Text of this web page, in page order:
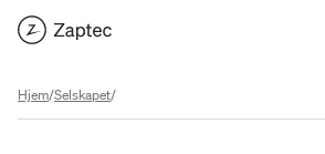
Hjem/Selskapet/